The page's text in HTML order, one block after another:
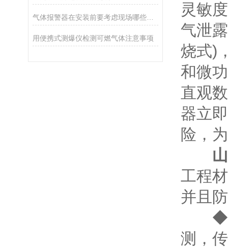
气体报警器在安装前要考虑现场哪些方面的问题？
用便携式测爆仪检测可燃气体注意事项
灵敏
气泄
烧式)
和微
直观
器立
险，
工程
并且
◆ 两
测，